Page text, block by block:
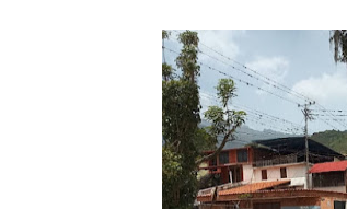
Niños merideños potencian su
Fundecem ofrece taller de bordado
Gobierno bolivariano avanza en la
Niños merideños aprenden sobre